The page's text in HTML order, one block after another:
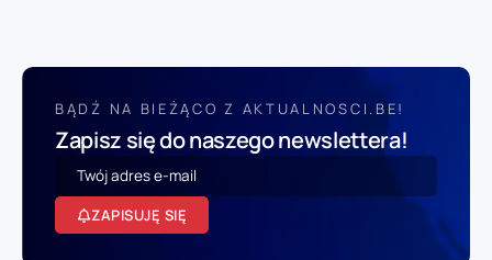
BĄDŹ NA BIEŻĄCO Z AKTUALNOSCI.BE!
Zapisz się do naszego newslettera!
ZAPISUJĘ SIĘ